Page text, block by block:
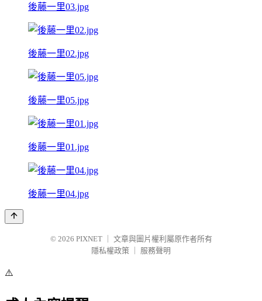
後藤一里03.jpg
後藤一里02.jpg
後藤一里05.jpg
後藤一里01.jpg
後藤一里04.jpg
© 2026 PIXNET
文章與圖片權利屬原作者所有
隱私權政策
服務聲明
⚠️